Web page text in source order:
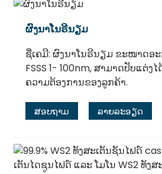
ຜົງນາໂນຣີນຽມ
ຊື່ເຄມີ: ຜົງນາໂນຣີນຽມ ຂະໜາດອ
FSSS 1- 100nm, ສາມາດປັບແຕ່ງ
ຄວາມຕ້ອງການຂອງລູກຄ້າ.
ສອບຖາມ ລາຍລະອຽດ